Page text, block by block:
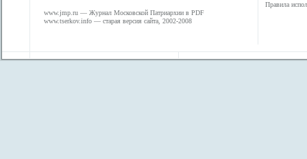
www.jmp.ru — Журнал Московской Патриархии в PDF
www.tserkov.info — старая версия сайта, 2002-2008
Правила